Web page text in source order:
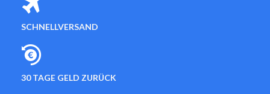
SCHNELLVERSAND
30 TAGE GELD ZURÜCK